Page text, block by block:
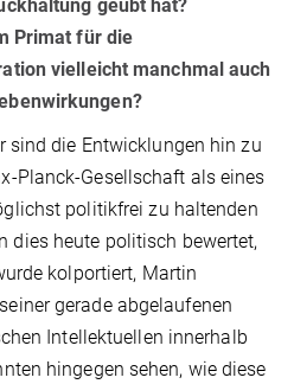
geübt hat?
Primat für die
vielleicht manchmal auch
sind die Entwicklungen hin zu
Planck-Gesellschaft als eines
politikfrei zu haltenden
dies heute politisch bewertet,
kolportiert, Martin
gerade abgelaufenen
Intellektuellen innerhalb
hingegen sehen, wie diese